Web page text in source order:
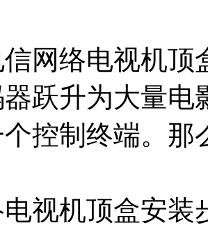
网络电视机顶
跃升为大量电
控制终端。那
视机顶盒安装